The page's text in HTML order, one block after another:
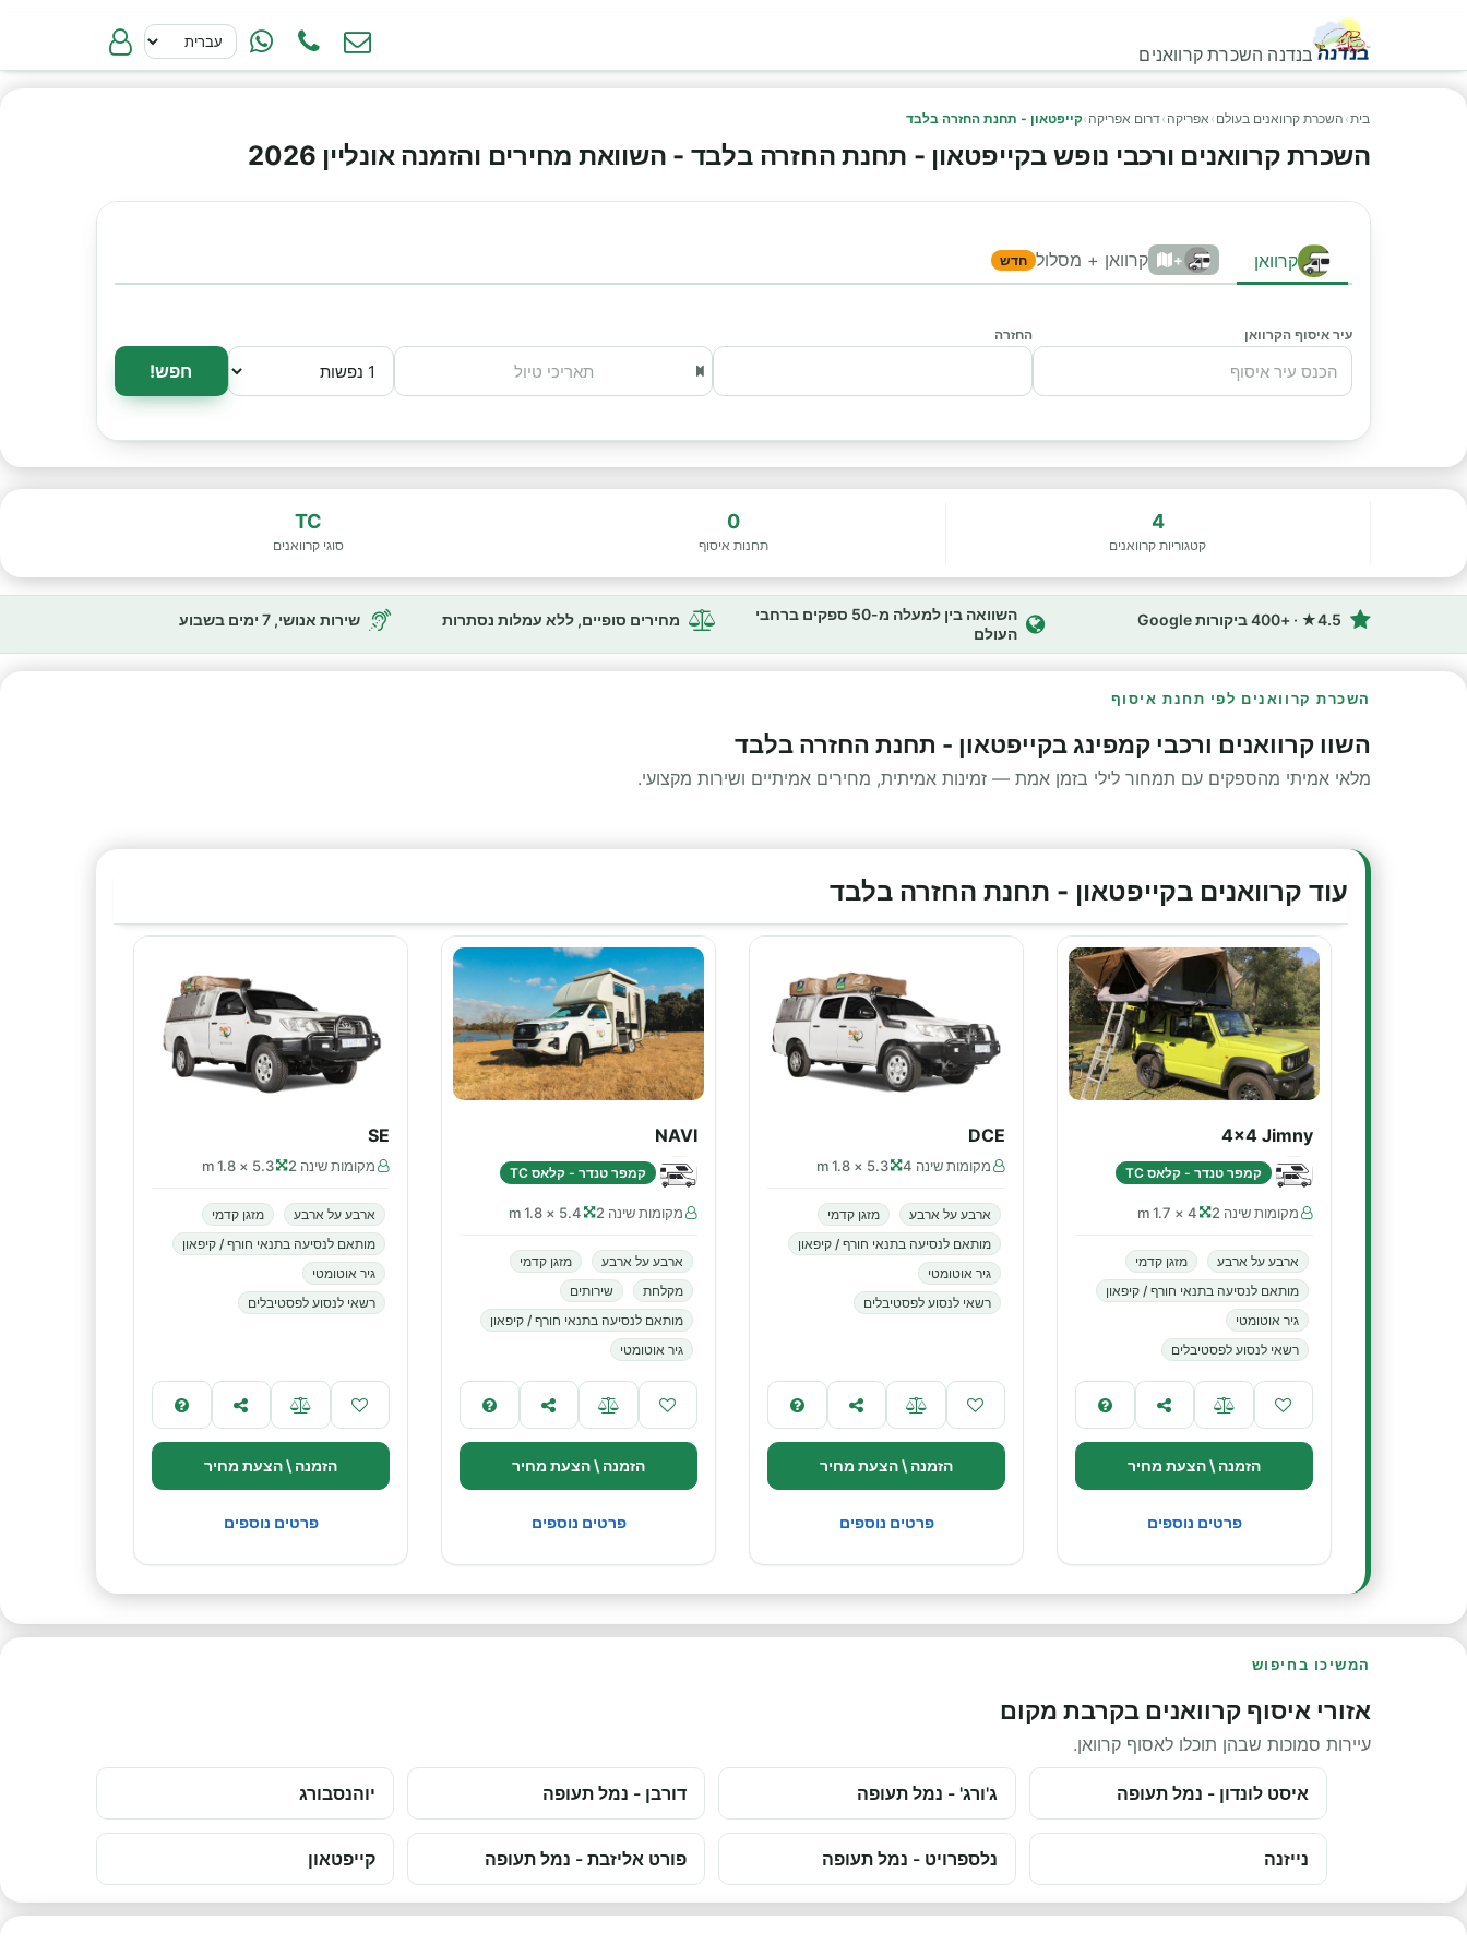
בנדנה השכרת קרוואנים
בית› השכרת קרוואנים בעולם › אפריקה ›דרום אפריקה ›קייפטאון - תחנת החזרה בלבד
השכרת קרוואנים ורכבי נופש בקייפטאון - תחנת החזרה בלבד - השוואת מחירים והזמנה אונליין 2026
קרוואן + קרוואן + מסלול חדש
עיר איסוף הקרוואן החזרה
חפש!
4
קטגוריות קרוואנים
0
תחנות איסוף
TC
סוגי קרוואנים
4.5★ · +400 ביקורות Google
השוואה בין למעלה מ-50 ספקים ברחבי
העולם
מחירים סופיים, ללא עמלות נסתרות שירות אנושי, 7 ימים בשבוע
השכרת קרוואנים לפי תחנת איסוף
השוו קרוואנים ורכבי קמפינג בקייפטאון - תחנת החזרה בלבד
מלאי אמיתי מהספקים עם תמחור לילי בזמן אמת — זמינות אמיתית, מחירים אמיתיים ושירות מקצועי.
עוד קרוואנים בקייפטאון - תחנת החזרה בלבד
4x4 Jimny
קמפר טנדר - קלאס TC
מקומות שינה 2 4 × 1.7 m
ארבע על ארבע
מזגן קדמי
מותאם לנסיעה בתנאי חורף / קיפאון
גיר אוטומטי
רשאי לנסוע לפסטיבלים
הזמנה \ הצעת מחיר
פרטים נוספים
DCE
מקומות שינה 4 5.3 × 1.8 m
ארבע על ארבע
מזגן קדמי
מותאם לנסיעה בתנאי חורף / קיפאון
גיר אוטומטי
רשאי לנסוע לפסטיבלים
הזמנה \ הצעת מחיר
פרטים נוספים
NAVI
קמפר טנדר - קלאס TC
מקומות שינה 2 5.4 × 1.8 m
ארבע על ארבע
מזגן קדמי
מקלחת
שירותים
מותאם לנסיעה בתנאי חורף / קיפאון
גיר אוטומטי
הזמנה \ הצעת מחיר
פרטים נוספים
SE
מקומות שינה 2 5.3 × 1.8 m
ארבע על ארבע
מזגן קדמי
מותאם לנסיעה בתנאי חורף / קיפאון
גיר אוטומטי
רשאי לנסוע לפסטיבלים
הזמנה \ הצעת מחיר
פרטים נוספים
המשיכו בחיפוש
אזורי איסוף קרוואנים בקרבת מקום
עיירות סמוכות שבהן תוכלו לאסוף קרוואן.
איסט לונדון - נמל תעופה ג'ורג' - נמל תעופה דורבן - נמל תעופה יוהנסבורג
נייזנה נלספרויט - נמל תעופה פורט אליזבת - נמל תעופה קייפטאון